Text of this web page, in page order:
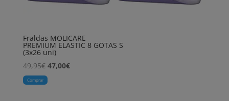
Fraldas MOLICARE
PREMIUM ELASTIC 8 GOTAS S
(3x26 uni)
49,95€ O
preço
47,00€O
Comprar